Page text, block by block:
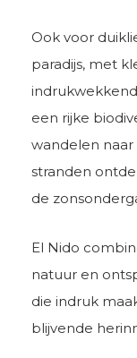
Ook voor
paradijs, met
een rijke
wandelen
stranden
de
El Nido
natuur en
die indruk
blijvende